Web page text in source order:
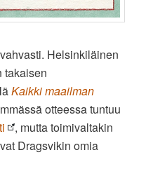
Helsinkiläinen
takaisen
Kaikki maailman
otteessa tuntuu
, mutta toimivaltakin
Dragsvikin omia